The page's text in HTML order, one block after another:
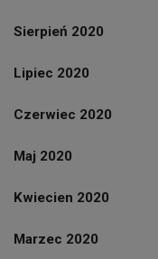
Sierpień 2020
Lipiec 2020
Czerwiec 2020
Maj 2020
Kwiecien 2020
Marzec 2020